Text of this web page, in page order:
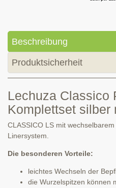
Beschreibung
Produktsicherheit
Lechuza Classico
Komplettset silber
CLASSICO LS mit
Linersystem.
Die besonderen Vorteile:
leichtes Wechseln der
die Wurzelspitzen können